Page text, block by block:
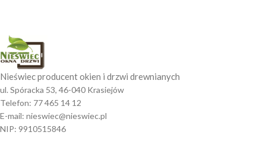
Nieświec producent okien i drzwi drewnianych
ul. Spóracka 53, 46-040 Krasiejów
Telefon: 77 465 14 12
E-mail: nieswiec@nieswiec.pl
NIP: 9910515846